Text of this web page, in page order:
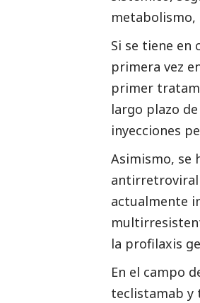
metabolismo,
Si se tiene en
primera vez
primer
largo plazo
inyecciones
Asimismo, se
antirretroviral
actualmente
la profilaxis
En el campo
teclistamab y